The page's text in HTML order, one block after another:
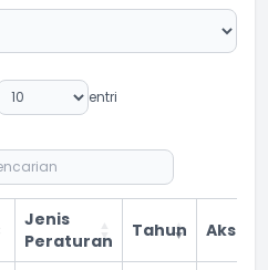
entri
Jenis
Peraturan
Tahun Aksi